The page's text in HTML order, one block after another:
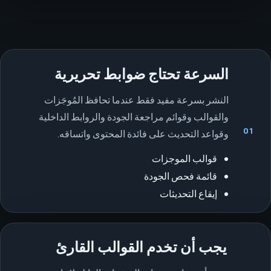
01
السرعة تحتاج ضوابط تحريرية
النشر بسرعة مفيد فقط عندما تحافظ المُوجَزات
والقوالب وقوائم مراجعة الجودة والروابط الداخلية
وقواعد التحديث على فائدة المحتوى واتساقه.
قوالب الموجزات
قائمة فحص الجودة
إيقاع التحديثات
يجب أن تخدم القوالب القارئ